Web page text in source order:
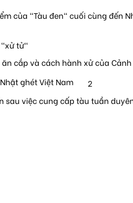
của "Tàu đen" cuối cùng đến
"xử tử"
cắp và cách hành xử của
ghét Việt Nam
2
sau việc cung cấp tàu tuần